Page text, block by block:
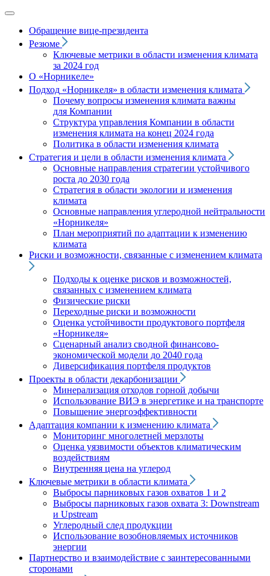
Обращение вице‑президента
Резюме
Ключевые метрики в области изменения климата
за 2024 год
О «Норникеле»
Подход «Норникеля» в области изменения климата
Почему вопросы изменения климата важны
для Компании
Структура управления Компании в области
изменения климата на конец 2024 года
Политика в области изменения климата
Стратегия и цели в области изменения климата
Основные направления стратегии устойчивого
роста до 2030 года
Стратегия в области экологии и изменения
климата
Основные направления углеродной нейтральности
«Норникеля»
План мероприятий по адаптации к изменению
климата
Риски и возможности, связанные с изменением климата
Подходы к оценке рисков и возможностей,
связанных с изменением климата
Физические риски
Переходные риски и возможности
Оценка устойчивости продуктового портфеля
«Норникеля»
Сценарный анализ сводной финансово-
экономической модели до 2040 года
Диверсификация портфеля продуктов
Проекты в области декарбонизации
Минерализация отходов горной добычи
Использование ВИЭ в энергетике и на транспорте
Повышение энергоэффективности
Адаптация компании к изменению климата
Мониторинг многолетней мерзлоты
Оценка уязвимости объектов климатическим
воздействиям
Внутренняя цена на углерод
Ключевые метрики в области климата
Выбросы парниковых газов охватов 1 и 2
Выбросы парниковых газов охвата 3: Downstream
и Upstream
Углеродный след продукции
Использование возобновляемых источников
энергии
Партнерство и взаимодействие с заинтересованными
сторонами